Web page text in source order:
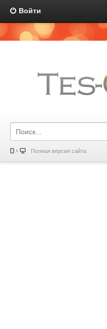
Войти
Полная версия сайта